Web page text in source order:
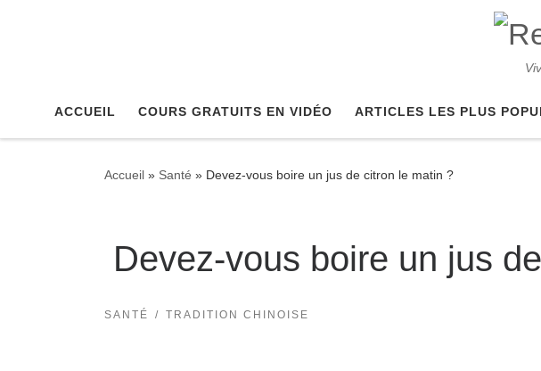
ACCUEIL COURS GRATUITS EN VIDÉO ARTICLES LES PLUS
Accueil » Santé » Devez-vous boire un jus de citron le matin ?
Devez-vous boire un jus
SANTÉ TRADITION CHINOISE